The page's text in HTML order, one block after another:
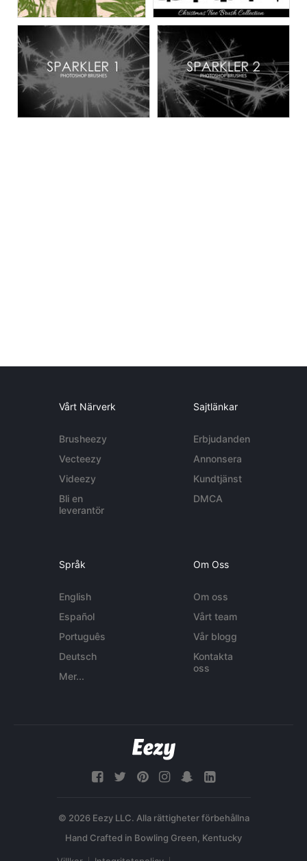
Vårt Närverk
Brusheezy
Vecteezy
Videezy
Bli en
leverantör
Sajtlänkar
Erbjudanden
Annonsera
Kundtjänst
DMCA
Språk
English
Español
Português
Deutsch
Mer...
Om Oss
Om oss
Vårt team
Vår blogg
Kontakta
oss
© 2026 Eezy LLC. Alla rättigheter förbehållna